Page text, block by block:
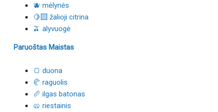
🫐 mėlynės
🍋‍🟩 žalioji citrina
🫒 alyvuogė
Paruoštas Maistas
🍞 duona
🥐 raguolis
🥖 ilgas batonas
🥨 riestainis